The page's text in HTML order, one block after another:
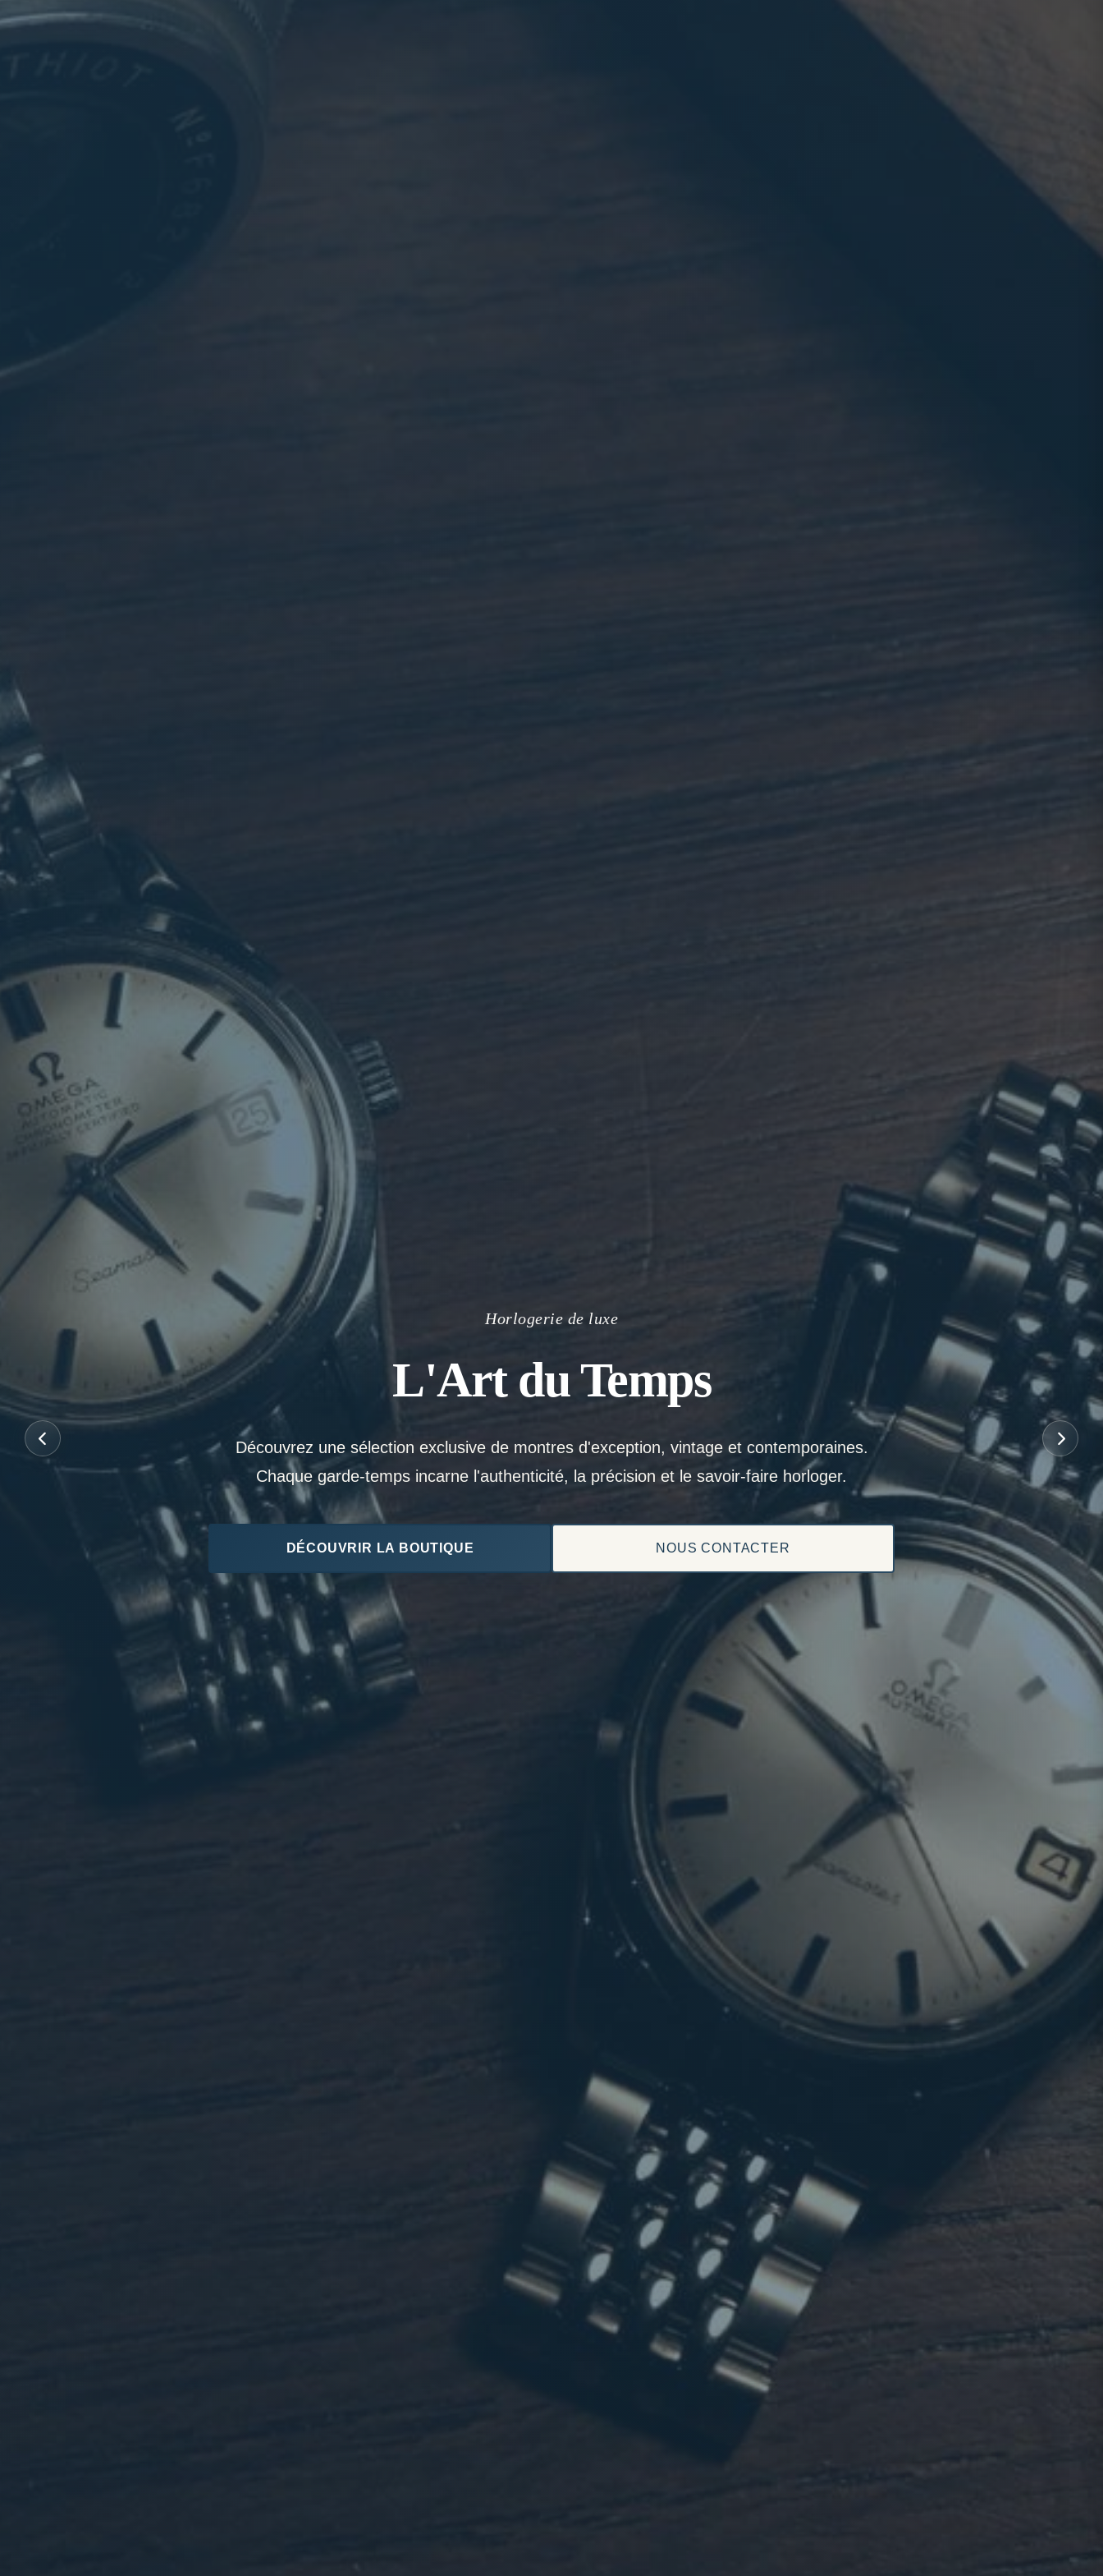
Horlogerie de luxe
L'Art du Temps
Découvrez une sélection exclusive de montres d'exception, vintage et contemporaines.
Chaque garde-temps incarne l'authenticité, la précision et le savoir-faire horloger.
DÉCOUVRIR LA BOUTIQUE NOUS CONTACTER